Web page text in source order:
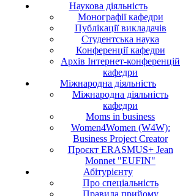
Наукова діяльність
Монографії кафедри
Публікації викладачів
Студентська наука
Конференції кафедри
Архів Інтернет-конференцій
кафедри
Міжнародна діяльність
Міжнародна діяльність
кафедри
Moms in business
Women4Women (W4W):
Business Project Creator
Проєкт ERASMUS+ Jean
Monnet "EUFIN"
Абітурієнту
Про спеціальність